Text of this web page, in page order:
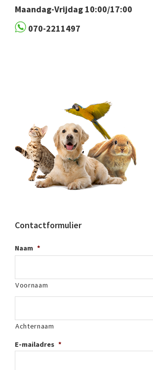
Maandag-Vrijdag 10:00/17:00
070-2211497
Contactformulier
Naam *
Voornaam
Achternaam
E-mailadres *